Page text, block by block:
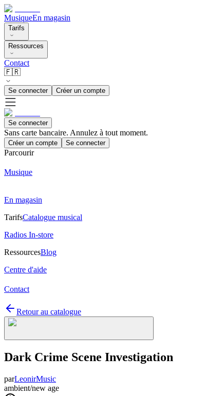
MusiqueEn magasin
Tarifs
Ressources
Contact
🇫🇷
Se connecter Créer un compte
Se connecter
Sans carte bancaire. Annulez à tout moment.
Créer un compte Se connecter
Parcourir
Musique
En magasin
TarifsCatalogue musical
Radios In-store
RessourcesBlog
Centre d'aide
Contact
Retour au catalogue
Dark Crime Scene Investigation
parLeonirMusic
ambient/new age